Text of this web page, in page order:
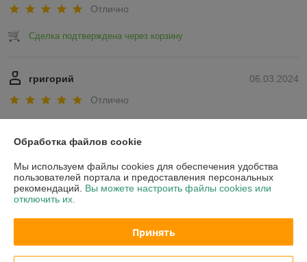
Отлично
Сделка подтверждена через корзину
06.03.2024
григорий
Отлично
О нас
Контакты
Обработка файлов cookie
Мы используем файлы cookies для обеспечения удобства
пользователей портала и предоставления персональных
рекомендаций. Вы можете настроить файлы cookies или
отключить их.
Принять